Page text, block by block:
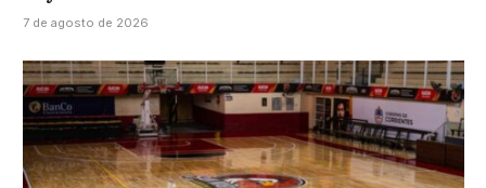
7 de agosto de 2026